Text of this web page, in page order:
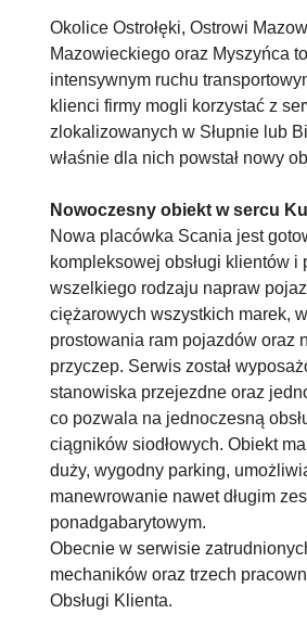
Okolice Ostrołęki, Ostrowi
Mazowieckiego oraz Myszyńca
intensywnym ruchu
klienci firmy mogli korzystać z
zlokalizowanych w Słupnie lub
właśnie dla nich powstał nowy
Nowoczesny obiekt w sercu
Nowa placówka Scania jest
kompleksowej obsługi klientów i
wszelkiego rodzaju napraw
ciężarowych wszystkich marek,
prostowania ram pojazdów oraz
przyczep. Serwis został
stanowiska przejezdne oraz
co pozwala na jednoczesną
ciągników siodłowych. Obiekt
duży, wygodny parking,
manewrowanie nawet długim
ponadgabarytowym.
Obecnie w serwisie
mechaników oraz trzech
Obsługi Klienta.